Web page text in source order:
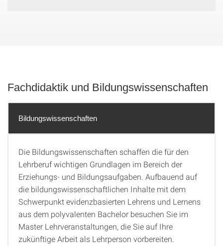
Fachdidaktik und Bildungswissenschaften
Bildungswissenschaften
Die Bildungswissenschaften schaffen die für den
Lehrberuf wichtigen Grundlagen im Bereich der
Erziehungs- und Bildungsaufgaben. Aufbauend auf
die bildungswissenschaftlichen Inhalte mit dem
Schwerpunkt evidenzbasierten Lehrens und Lernens
aus dem polyvalenten Bachelor besuchen Sie im
Master Lehrveranstaltungen, die Sie auf Ihre
zukünftige Arbeit als Lehrperson vorbereiten.